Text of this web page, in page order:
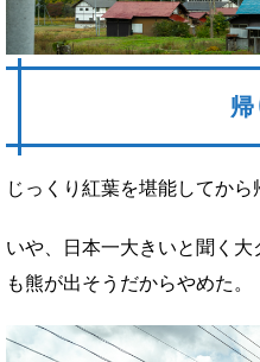
帰
じっくり紅葉を堪能してから
いや、日本一大きいと聞く
も熊が出そうだからやめた。